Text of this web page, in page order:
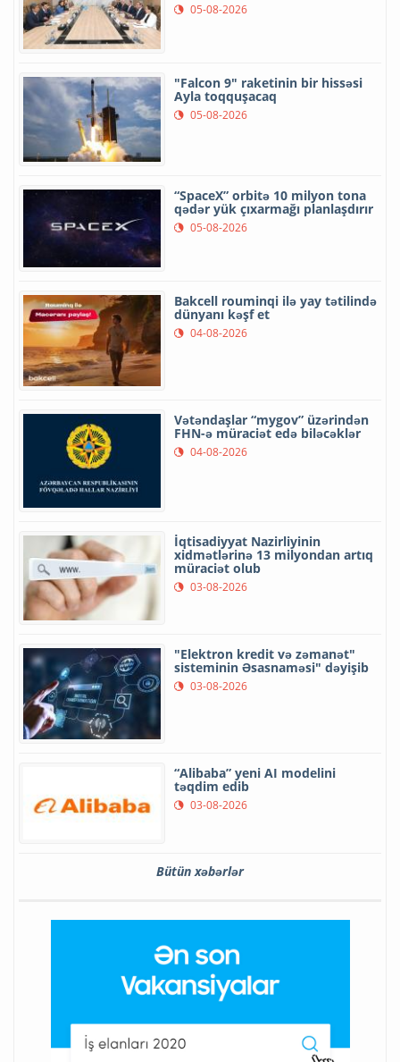
05-08-2026
"Falcon 9" raketinin bir hissəsi
Ayla toqquşacaq
05-08-2026
“SpaceX” orbitə 10 milyon tona
qədər yük çıxarmağı planlaşdırır
05-08-2026
Bakcell rouminqi ilə yay tətilində
dünyanı kəşf et
04-08-2026
Vətəndaşlar “mygov” üzərindən
FHN-ə müraciət edə biləcəklər
04-08-2026
İqtisadiyyat Nazirliyinin
xidmətlərinə 13 milyondan artıq
müraciət olub
03-08-2026
"Elektron kredit və zəmanət"
sisteminin Əsasnaməsi" dəyişib
03-08-2026
“Alibaba” yeni AI modelini
təqdim edib
03-08-2026
Bütün xəbərlər